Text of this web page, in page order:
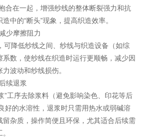
合在一起，增强纱线的整体断裂强力和抗
中的“断头”现象，提高织造效率。
少摩擦阻力
降低纱线之间、纱线与织造设备（如综
数，使纱线在织造时运行更顺畅，减少因
波动和纱线损伤。
续退浆
”工序去除浆料（避免影响染色、印花等后
好的水溶性，退浆时只需用热水或弱碱溶
留杂质，操作简便且环保，尤其适合后续需